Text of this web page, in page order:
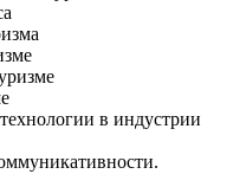
в индустрии